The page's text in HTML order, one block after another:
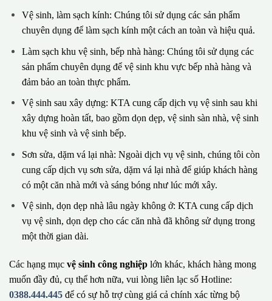
Vệ sinh, làm sạch kính: Chúng tôi sử dụng các sản phẩm
chuyên dụng để làm sạch kính một cách an toàn và hiệu quả.
Làm sạch khu vệ sinh, bếp nhà hàng: Chúng tôi sử dụng các
sản phẩm chuyên dụng để vệ sinh khu vực bếp nhà hàng và
đảm bảo an toàn thực phẩm.
Vệ sinh sau xây dựng: KTA cung cấp dịch vụ vệ sinh sau khi
xây dựng hoàn tất, bao gồm dọn dẹp, vệ sinh sàn nhà, vệ sinh
khu vệ sinh và vệ sinh bếp.
Sơn sửa, dặm vá lại nhà: Ngoài dịch vụ vệ sinh, chúng tôi còn
cung cấp dịch vụ sơn sửa, dặm vá lại nhà để giúp khách hàng
có một căn nhà mới và sáng bóng như lúc mới xây.
Vệ sinh, dọn dẹp nhà lâu ngày không ở: KTA cung cấp dịch
vụ vệ sinh, dọn dẹp cho các căn nhà đã không sử dụng trong
một thời gian dài.
Các hạng mục vệ sinh công nghiệp lớn khác, khách hàng mong
muốn đầy đủ, cụ thể hơn nữa, vui lòng liên lạc số Hotline:
0388.444.445 để có sự hỗ trợ cùng giá cả chính xác từng bộ